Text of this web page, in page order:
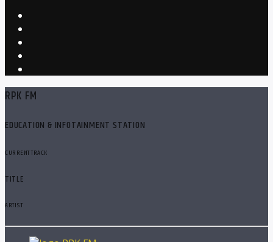
RPK FM
EDUCATION & INFOTAINMENT STATION
CURRENT TRACK
TITLE
ARTIST